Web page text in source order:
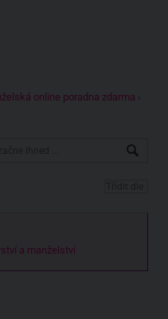
online poradna zdarma ›
a manželství